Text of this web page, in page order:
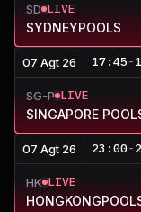
SD LIVE
SYDNEYPOOLS
07 Agt 26 17:45-
SG-P LIVE
SINGAPORE
07 Agt 26 23:00-
HK LIVE